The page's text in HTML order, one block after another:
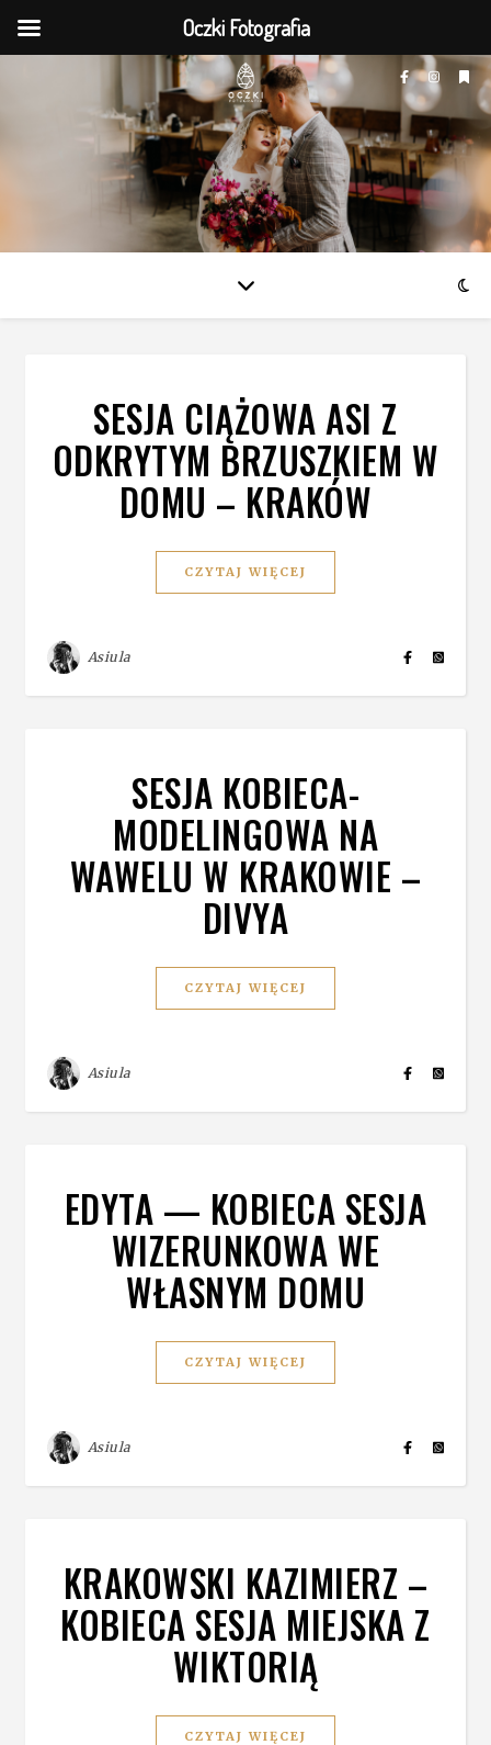
SESJA CIĄŻOWA ASI Z
ODKRYTYM BRZUSZKIEM W
DOMU – KRAKÓW
CZYTAJ WIĘCEJ
Asiula
SESJA KOBIECA-
MODELINGOWA NA
WAWELU W KRAKOWIE –
DIVYA
CZYTAJ WIĘCEJ
Asiula
EDYTA — KOBIECA SESJA
WIZERUNKOWA WE
WŁASNYM DOMU
CZYTAJ WIĘCEJ
Asiula
KRAKOWSKI KAZIMIERZ –
KOBIECA SESJA MIEJSKA Z
WIKTORIĄ
CZYTAJ WIĘCEJ
Oczki Fotografia